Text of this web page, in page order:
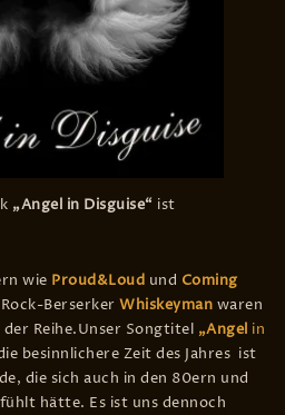
„Angel in Disguise“ ist
wie Proud&Loud und Coming
Berserker Whiskeyman waren
Reihe.Unser Songtitel „Angel in
besinnlichere Zeit des Jahres ist
die sich auch in den 80ern und
hätte. Es ist uns dennoch